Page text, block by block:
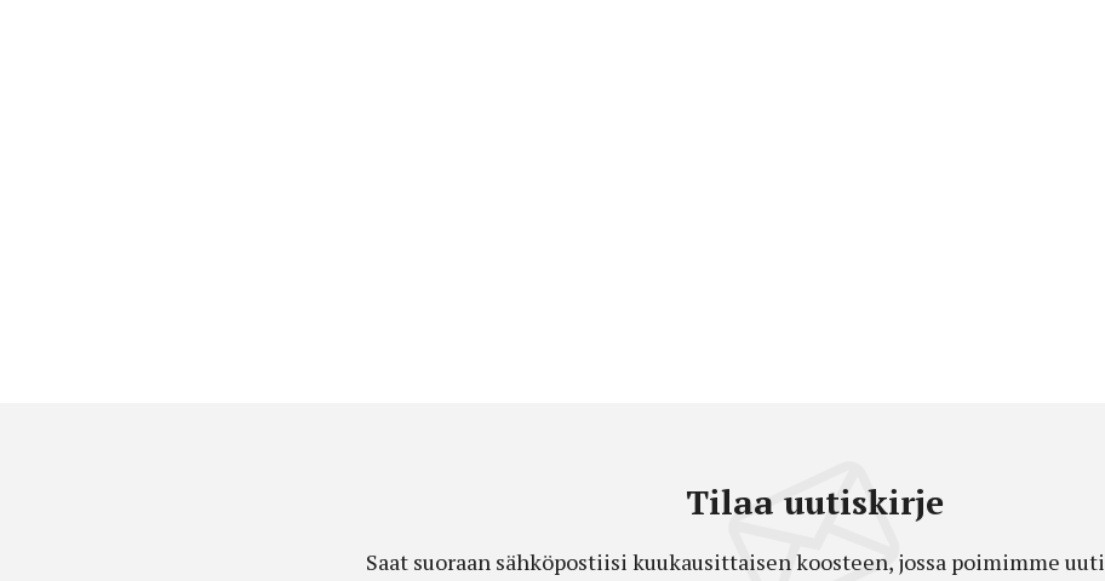
Tilaa uutiskirje
Saat suoraan sähköpostiisi kuukausittaisen koosteen, jossa poimimme